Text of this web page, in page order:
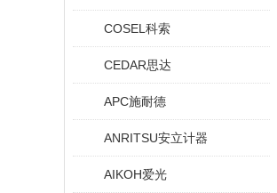
COSEL科索
CEDAR思达
APC施耐德
ANRITSU安立计器
AIKOH爱光